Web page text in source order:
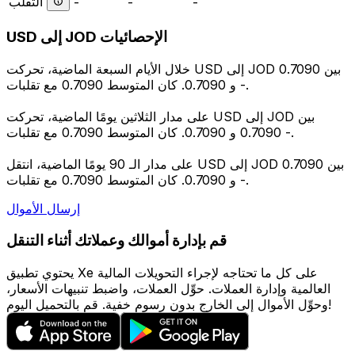
USD إلى JOD الإحصائيات
خلال الأيام السبعة الماضية، تحركت USD إلى JOD بين 0.7090
و 0.7090. كان المتوسط 0.7090 مع تقلبات -.
على مدار الثلاثين يومًا الماضية، تحركت USD إلى JOD بين
0.7090 و 0.7090. كان المتوسط 0.7090 مع تقلبات -.
على مدار الـ 90 يومًا الماضية، انتقل USD إلى JOD بين 0.7090
و 0.7090. كان المتوسط 0.7090 مع تقلبات -.
إرسال الأموال
قم بإدارة أموالك وعملاتك أثناء التنقل
يحتوي تطبيق Xe على كل ما تحتاجه لإجراء التحويلات المالية
العالمية وإدارة العملات. حوِّل العملات، واضبط تنبيهات الأسعار،
وحوِّل الأموال إلى الخارج بدون رسوم خفية. قم بالتحميل اليوم!